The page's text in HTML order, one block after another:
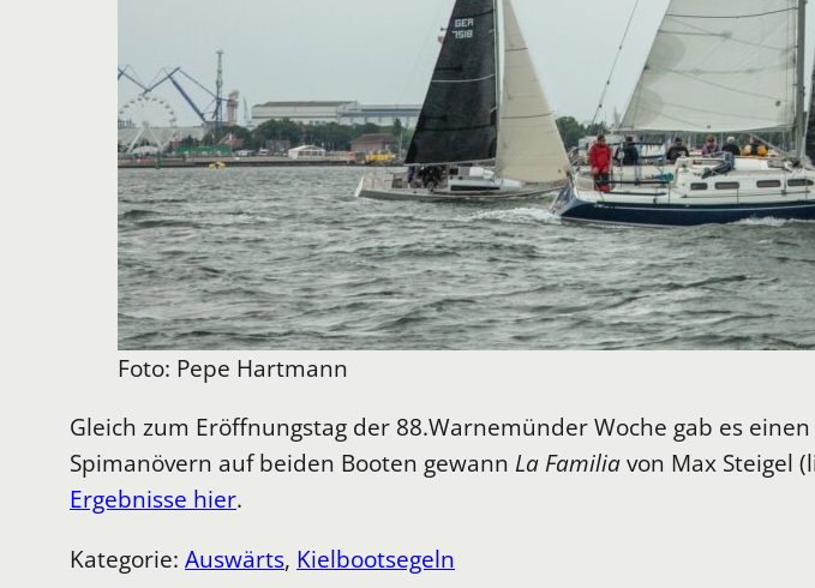
Foto: Pepe Hartmann
Gleich zum Eröffnungstag der 88.Warnemünder Woche gab es
Spimanövern auf beiden Booten gewann La Familiavon Max Steigel
Ergebnisse hier.
Kategorie: Auswärts, Kielbootsegeln